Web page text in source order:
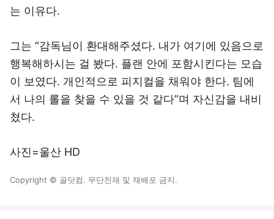
는 이유다.
그는 “감독님이 환대해주셨다. 내가 여기에 있음으로
행복해하시는 걸 봤다. 플랜 안에 포함시킨다는 모습
이 보였다. 개인적으로 피지컬을 채워야 한다. 팀에
서 나의 롤을 찾을 수 있을 것 같다”며 자신감을 내비
쳤다.
사진=울산 HD
Copyright © 골닷컴. 무단전재 및 재배포 금지.